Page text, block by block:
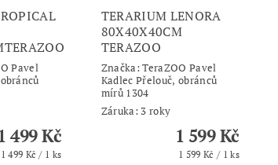
Pavel
499 Kč
1 499 Kč / 1 ks
TERARIUM LENORA
80X40X40CM
TERAZOO
Značka:TeraZOO Pavel
Kadlec Přelouč, obránců
mírů 1304
Záruka: 3 roky
1 599 Kč
1 599 Kč / 1 ks